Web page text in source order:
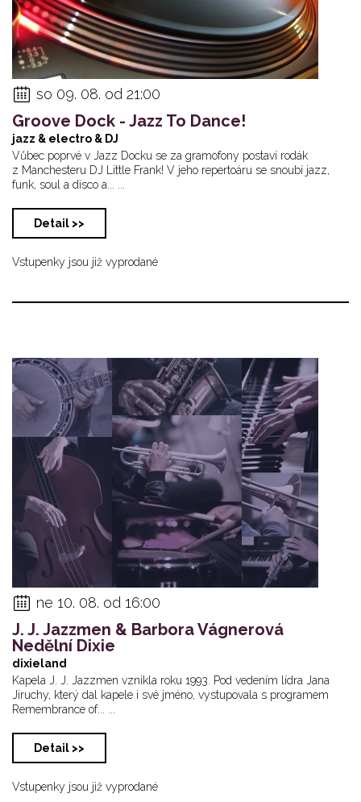
so 09. 08. od 21:00
Groove Dock - Jazz To Dance!
jazz & electro & DJ
Vůbec poprvé v Jazz Docku se za gramofony postaví rodák
z Manchesteru DJ Little Frank! V jeho repertoáru se snoubí jazz,
funk, soul a disco a... ...
Detail >>
Vstupenky jsou již vyprodané
ne 10. 08. od 16:00
J. J. Jazzmen & Barbora Vágnerová
Nedělní Dixie
dixieland
Kapela J. J. Jazzmen vznikla roku 1993. Pod vedením lídra Jana
Jiruchy, který dal kapele i své jméno, vystupovala s programem
Remembrance of... ...
Detail >>
Vstupenky jsou již vyprodané